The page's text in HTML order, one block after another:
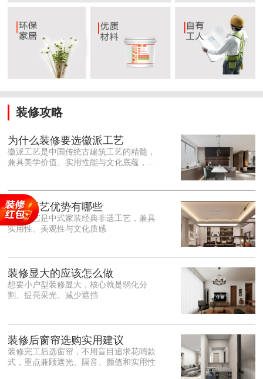
装修攻略
为什么装修要选徽派工艺
徽派工艺是中国传统古建筑工艺的精髓，
兼具美学价值、实用性能与文化底蕴，优
雕细琢的砖、木、石雕为特色，线条古朴
大气，意境悠远，自带东方中式雅致韵
味，耐看且不易过时。<o:p></o:p> 在工
艺品质上，徽派工艺遵循古法匠心工序，
保耐用，抗风化、耐腐蚀，使用
徽派工艺优势有哪些
徽派工艺是中式家装经典非遗工艺，兼具
实用性、美观性与文化质感
装修显大的应该怎么做
想要小户型装修显大，核心就是弱化分
割、提亮采光、减少遮挡
装修后窗帘选购实用建议
装修完工后选窗帘，不用盲目追求花哨款
式，重点兼顾遮光、隔音、颜值和实用性